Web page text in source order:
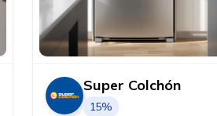
Super Colchón
15%